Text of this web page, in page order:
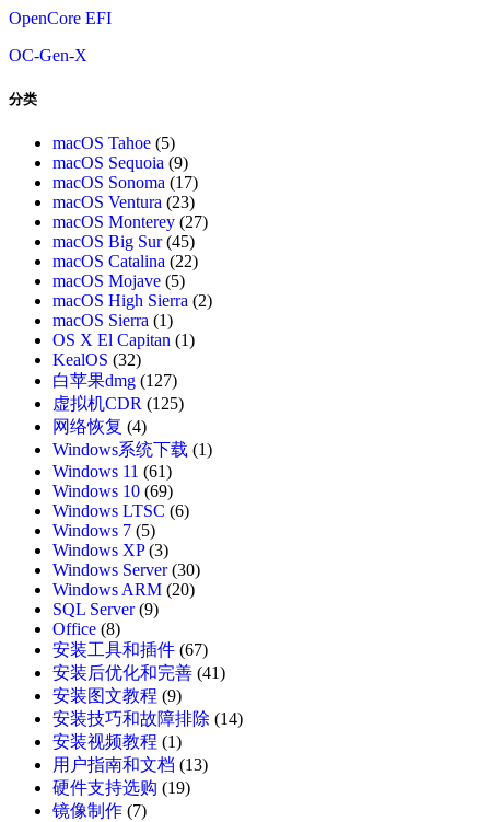
OpenCore EFI
OC-Gen-X
分类
macOS Tahoe (5)
macOS Sequoia (9)
macOS Sonoma (17)
macOS Ventura (23)
macOS Monterey (27)
macOS Big Sur(45)
macOS Catalina (22)
macOS Mojave (5)
macOS High Sierra (2)
macOS Sierra (1)
OS X El Capitan (1)
KealOS (32)
白苹果dmg (127)
虚拟机CDR (125)
网络恢复 (4)
Windows系统下载 (1)
Windows 11 (61)
Windows 10 (69)
Windows LTSC (6)
Windows 7 (5)
Windows XP(3)
Windows Server(30)
Windows ARM (20)
SQL Server(9)
Office (8)
安装工具和插件 (67)
安装后优化和完善 (41)
安装图文教程 (9)
安装技巧和故障排除 (14)
安装视频教程 (1)
用户指南和文档 (13)
硬件支持选购 (19)
镜像制作 (7)